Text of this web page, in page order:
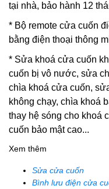
tại nhà, bảo hành 12
* Bộ remote cửa cuốn
bằng điện thoại thông
* Sửa khoá cửa cuốn
cuốn bị vô nước, sửa
chìa khoá cửa cuốn,
không chạy, chìa khoá
thay hệ sóng cho khoá
cuốn bảo mật cao...
Xem thêm
Sửa cửa cuốn
Bình lưu điện cửa